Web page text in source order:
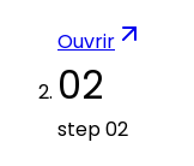
Ouvrir
02
step02